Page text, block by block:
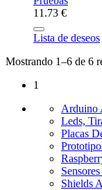
11.73 €
Lista de deseos
Mostrando 1–6 de 6
1
Arduino
Leds,
Placas
Shields